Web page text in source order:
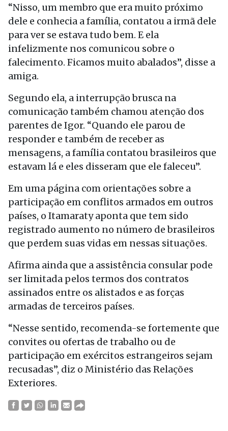
“Nisso, um membro que era muito próximo
dele e conhecia a família, contatou a irmã dele
para ver se estava tudo bem. E ela
infelizmente nos comunicou sobre o
falecimento. Ficamos muito abalados”, disse a
amiga.
Segundo ela, a interrupção brusca na
comunicação também chamou atenção dos
parentes de Igor. “Quando ele parou de
responder e também de receber as
mensagens, a família contatou brasileiros que
estavam lá e eles disseram que ele faleceu”.
Em uma página com orientações sobre a
participação em conflitos armados em outros
países, o Itamaraty aponta que tem sido
registrado aumento no número de brasileiros
que perdem suas vidas em nessas situações.
Afirma ainda que a assistência consular pode
ser limitada pelos termos dos contratos
assinados entre os alistados e as forças
armadas de terceiros países.
“Nesse sentido, recomenda-se fortemente que
convites ou ofertas de trabalho ou de
participação em exércitos estrangeiros sejam
recusadas”, diz o Ministério das Relações
Exteriores.